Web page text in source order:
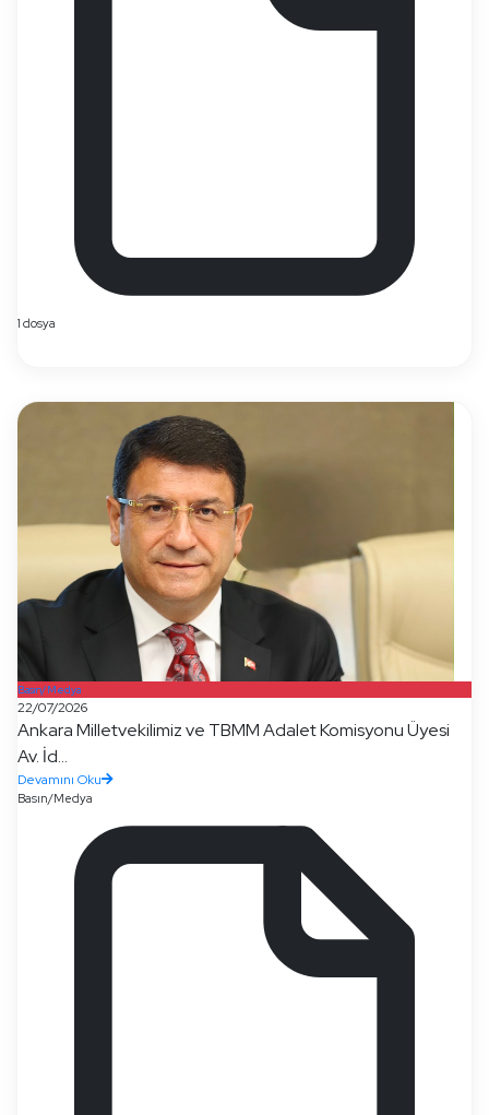
1 dosya
Basın/Medya
22/07/2026
Ankara Milletvekilimiz ve TBMM Adalet Komisyonu Üyesi
Av. İd...
Devamını Oku
Basın/Medya